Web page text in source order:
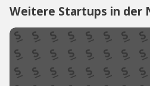
Weitere Startups in der